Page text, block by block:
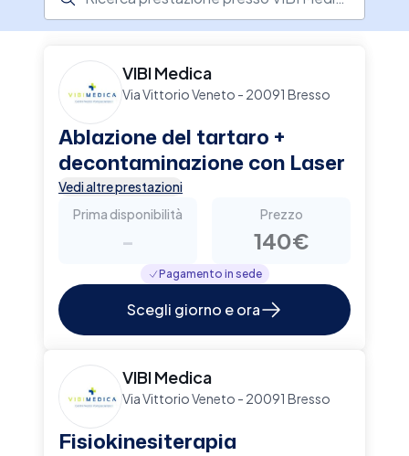
strumentali, tre ambulatori odontoiatrici e una
chirurgia. Vibimedica offre un'ampia gamma di
servizi, tra cui odontoiatria, fisiatria,
riabilitazione, medicina estetica e dermatologia.
La struttura si impegna a rispondere alle
esigenze di salute di ogni paziente, garantendo
un'assistenza personalizzata e una particolare
attenzione al benessere di tutta la famiglia.
VIBI Medica
Via Vittorio Veneto - 20091 Bresso
Ablazione del tartaro +
decontaminazione con Laser
Vedi altre prestazioni
Prima disponibilità
-
Prezzo
140€
Pagamento in sede
Scegli giorno e ora
VIBI Medica
Via Vittorio Veneto - 20091 Bresso
Fisiokinesiterapia